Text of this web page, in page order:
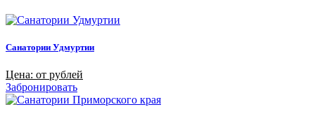
Санатории Удмуртии
Цена: от рублей
Забронировать